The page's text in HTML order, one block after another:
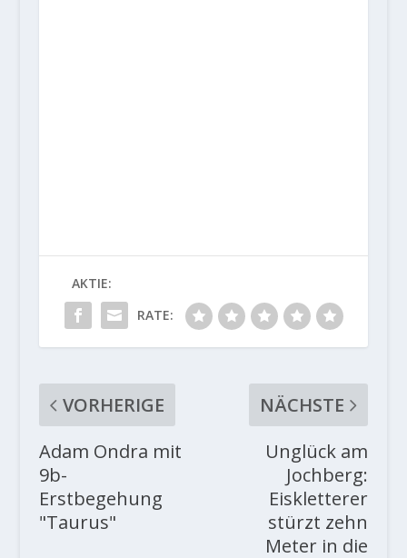
AKTIE:
RATE:
VORHERIGE
Adam Ondra mit
9b-
Erstbegehung
"Taurus"
NÄCHSTE
Unglück am
Jochberg:
Eiskletterer
stürzt zehn
Meter in die